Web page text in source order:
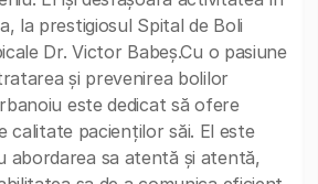
la prestigiosul Spital de Boli
Dr. Victor Babeș.Cu o pasiune
și prevenirea bolilor
este dedicat să ofere
calitate pacienților săi. El este
abordarea sa atentă și atentă,